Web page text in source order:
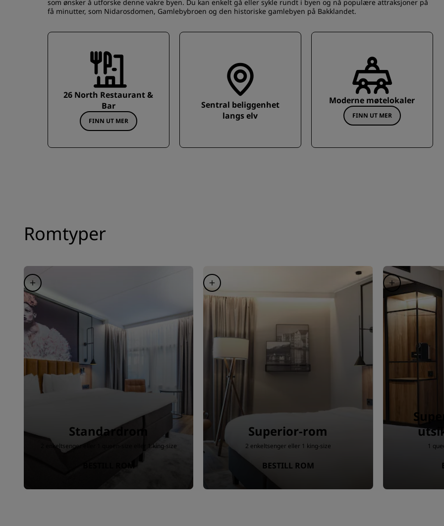
som ønsker å utforske denne vakre byen. Du kan enkelt gå eller sykle rundt i byen og nå populære attraksjoner på
få minutter, som Nidarosdomen, Gamlebybroen og den historiske gamlebyen på Bakklandet.
26 North Restaurant &
Bar
FINN UT MER
Sentral beliggenhet
langs elv
Moderne møtelokaler
FINN UT MER
Romtyper
Standardrom
2 enkeltsenger eller 1 queen-size eller 1 king-size
Superior-rom
2 enkeltsenger eller 1 king-size
BESTILL ROM
1